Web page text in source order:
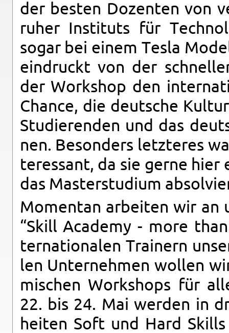
der bes­ten Do­zen­ten von
ru­her In­sti­tuts für
sogar bei einem Tesla
ein­druckt von der
der Work­shop den
Chan­ce, die deut­sche
Stu­die­ren­den und das
nen. Be­son­ders letz­te­res
ter­es­sant, da sie gerne hier
das Mas­ter­stu­di­um
Mo­men­tan ar­bei­ten wir an
“Skill Aca­de­my - more
ter­na­tio­na­len Trai­nern
len Un­ter­neh­men wol­len
mi­schen Work­shops für
22. bis 24. Mai wer­den in
hei­ten Soft und Hard